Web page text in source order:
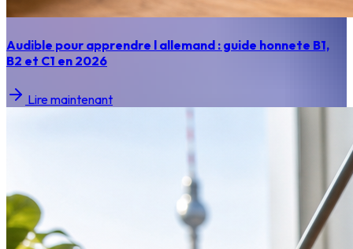
Audible pour apprendre l allemand : guide honnete B1,
B2 et C1 en 2026
Lire maintenant